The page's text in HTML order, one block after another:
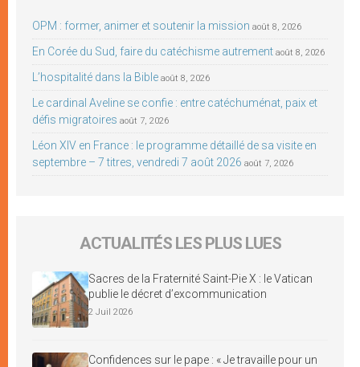
OPM : former, animer et soutenir la mission août 8, 2026
En Corée du Sud, faire du catéchisme autrement août 8, 2026
L’hospitalité dans la Bible août 8, 2026
Le cardinal Aveline se confie : entre catéchuménat, paix et
défis migratoires août 7, 2026
Léon XIV en France : le programme détaillé de sa visite en
septembre – 7 titres, vendredi 7 août 2026 août 7, 2026
ACTUALITÉS LES PLUS LUES
Sacres de la Fraternité Saint-Pie X : le Vatican
publie le décret d’excommunication
2 Juil 2026
Confidences sur le pape : « Je travaille pour un